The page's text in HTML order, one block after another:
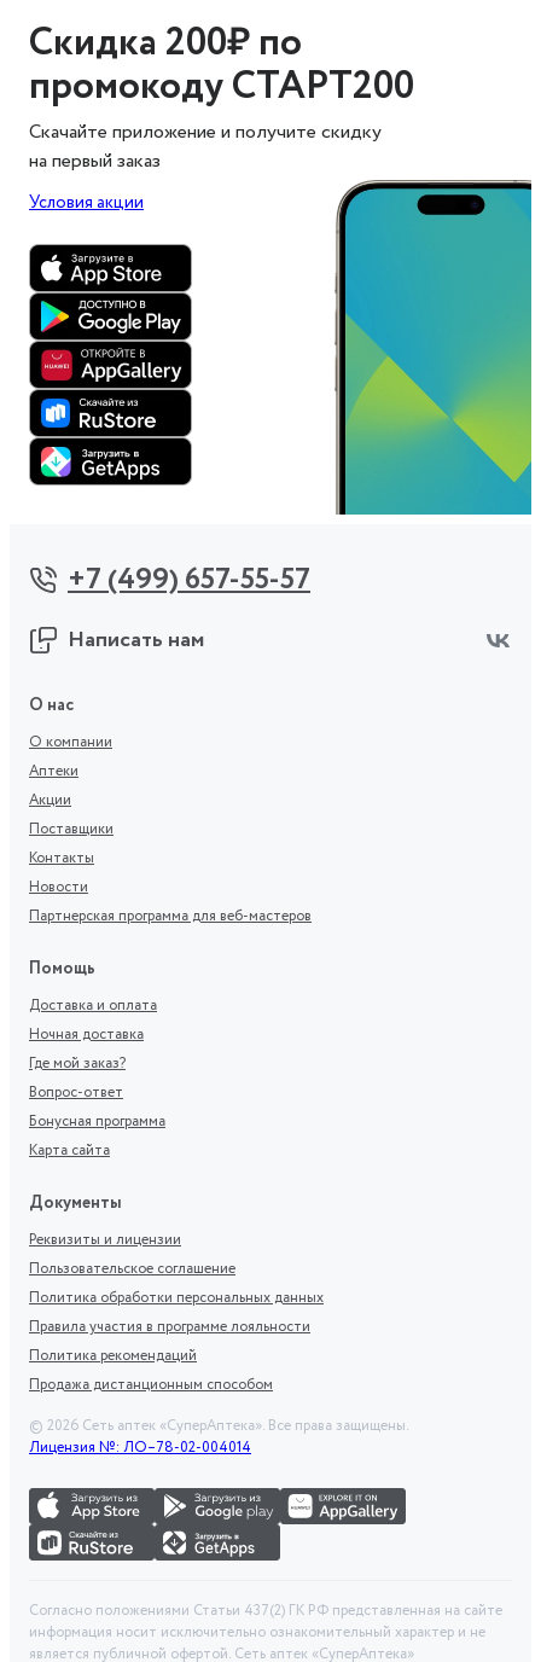
Скидка 200₽ по
промокоду СТАРТ200
Скачайте приложение и получите скидку
на первый заказ
Условия акции
+7 (499) 657-55-57
Написать нам
О нас
О компании
Аптеки
Акции
Поставщики
Контакты
Новости
Партнерская программа для веб-мастеров
Помощь
Доставка и оплата
Ночная доставка
Где мой заказ?
Вопрос-ответ
Бонусная программа
Карта сайта
Документы
Реквизиты и лицензии
Пользовательское соглашение
Политика обработки персональных данных
Правила участия в программе лояльности
Политика рекомендаций
Продажа дистанционным способом
© 2026 Сеть аптек «СуперАптека». Все права защищены.
Лицензия №: ЛО–78-02-004014
Согласно положениями Статьи 437(2) ГК РФ представленная на сайте
информация носит исключительно ознакомительный характер и не
является публичной офертой. Сеть аптек «СуперАптека»